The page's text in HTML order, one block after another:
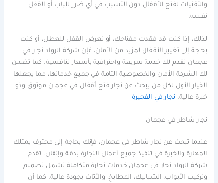
والتقنيات لفتح الأقفال دون التسبب في أي ضرر للباب أو القفل
نفسه.
لذلك، إذا كنت قد فقدت مفتاحك، أو تعرض القفل للعطل، أو كنت
بحاجة إلى تغيير الأقفال لمزيد من الأمان، فإن شركة الرواد نجار في
عجمان تقدم لك خدمة سريعة واحترافية بأسعار تنافسية. كما تضمن
لك الشركة الأمان والخصوصية التامة في جميع خدماتها، مما يجعلها
الخيار الأول لكل من يبحث عن نجار فتح أقفال في عجمان موثوق وذو
خبرة عالية. نجار في الفجيرة
نجار شاطر في عجمان
عندما تبحث عن نجار شاطر في عجمان، فإنك بحاجة إلى محترف يمتلك
المهارة والخبرة في تنفيذ جميع أعمال النجارة بدقة وإتقان. تقدم
شركة الرواد نجار في عجمان خدمات نجارة متكاملة تشمل تصميم
وتركيب الأبواب، الشبابيك، المطابخ، والأثاث بجودة عالية. كما أن